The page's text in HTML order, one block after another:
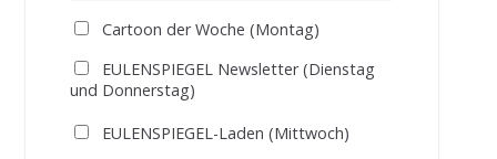
Cartoon der Woche (Montag)
EULENSPIEGEL Newsletter (Dienstag
und Donnerstag)
EULENSPIEGEL-Laden (Mittwoch)